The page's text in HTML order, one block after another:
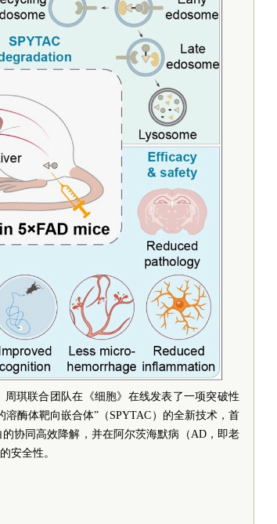
琪联合团队在《细胞》在线发表了一项突破性
酶体靶向嵌合体”（SPYTAC）的全新技术，首
协同高效降解，并在阿尔茨海默病（AD，即老
安全性。